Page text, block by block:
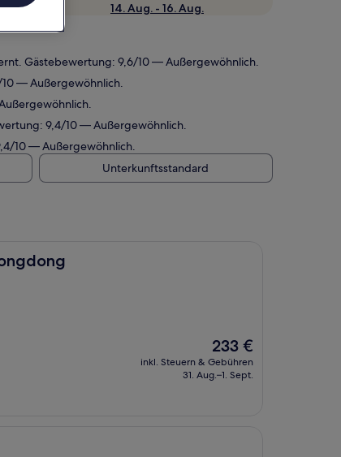
14. Aug. - 16. Aug.
Gästebewertung: 9,6/10 — Außergewöhnlich.
— Außergewöhnlich.
9,4/10 — Außergewöhnlich.
10 — Außergewöhnlich.
Unterkunftsstandard
Der
Preis
beträgt
233 €
inkl. Steuern & Gebühren
31. Aug.–1. Sept.